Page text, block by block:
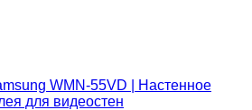
WMN-55VD | Настенное
для видеостен